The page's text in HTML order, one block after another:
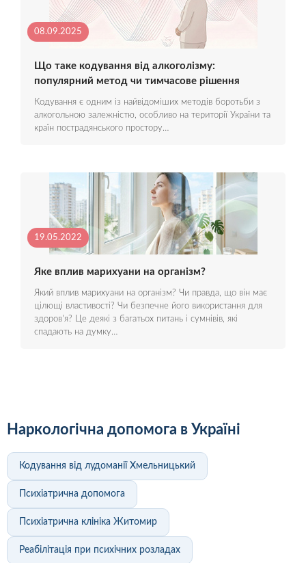
08.09.2025
Що таке кодування від алкоголізму:
популярний метод чи тимчасове рішення
Кодування є одним із найвідоміших методів боротьби з
алкогольною залежністю, особливо на території України та
країн пострадянського простору…
19.05.2022
Яке вплив марихуани на організм?
Який вплив марихуани на організм? Чи правда, що він має
цілющі властивості? Чи безпечне його використання для
здоров'я? Це деякі з багатьох питань і сумнівів, які
спадають на думку…
Наркологічна допомога в Україні
Кодування від лудоманії Хмельницький
Психіатрична допомога
Психіатрична клініка Житомир
Реабілітація при психічних розладах